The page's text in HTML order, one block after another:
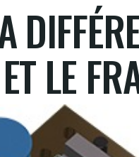
LE